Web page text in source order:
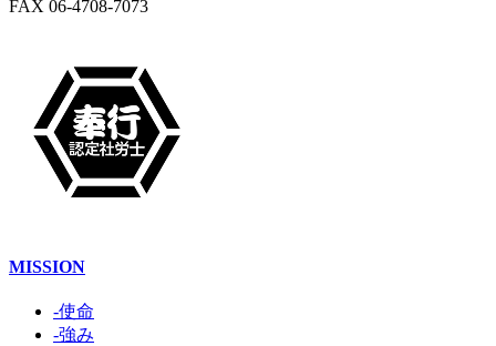
FAX 06-4708-7073
MISSION
-使命
-強み